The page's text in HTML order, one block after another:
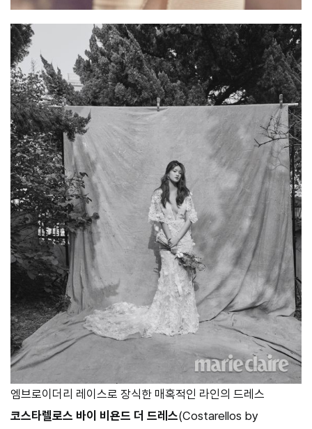
엠브로이더리 레이스로 장식한 매혹적인 라인의 드레스
코스타렐로스 바이 비욘드 더 드레스(Costarellos by